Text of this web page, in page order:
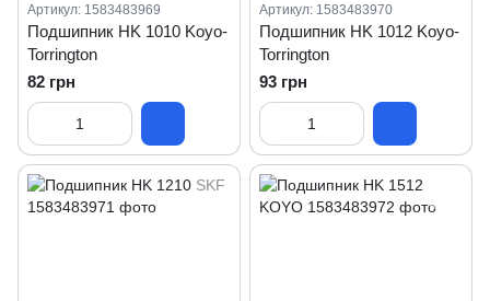
Артикул: 1583483969
Подшипник HK 1010 Koyo-
Torrington
82 грн
Артикул: 1583483970
Подшипник HK 1012 Koyo-
Torrington
93 грн